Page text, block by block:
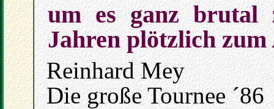
um es ganz brutal
Jahren plötzlich zum
Reinhard Mey
Die große Tournee ´86